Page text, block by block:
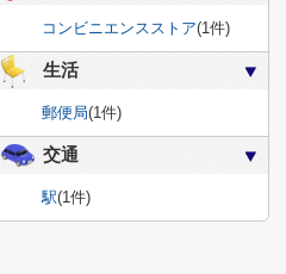
コンビニエンスストア(1件)
生活
郵便局(1件)
交通
駅(1件)